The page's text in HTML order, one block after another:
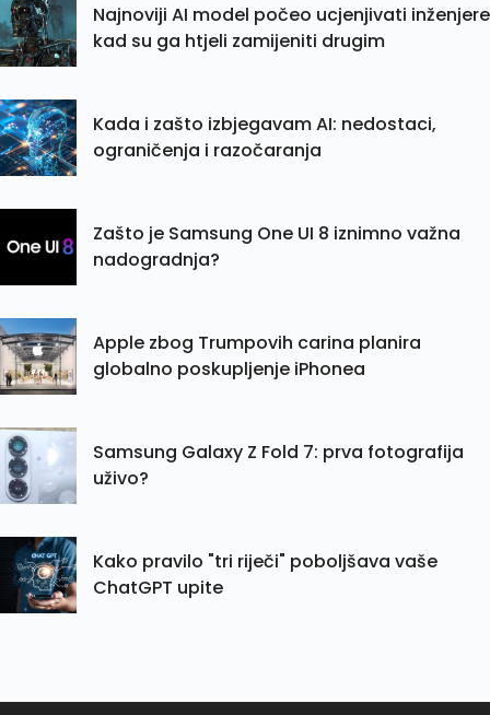
Najnoviji AI model počeo ucjenjivati inženjere
kad su ga htjeli zamijeniti drugim
Kada i zašto izbjegavam AI: nedostaci,
ograničenja i razočaranja
Zašto je Samsung One UI 8 iznimno važna
nadogradnja?
Apple zbog Trumpovih carina planira
globalno poskupljenje iPhonea
Samsung Galaxy Z Fold 7: prva fotografija
uživo?
Kako pravilo "tri riječi" poboljšava vaše
ChatGPT upite